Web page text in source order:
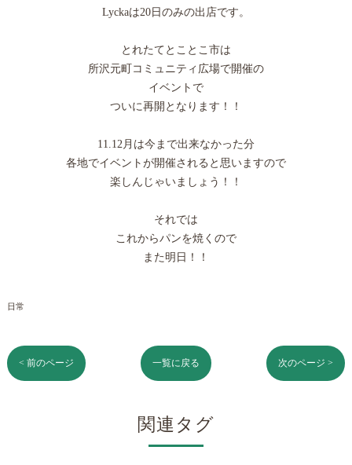
Lyckaは20日のみの出店です。
とれたてとことこ市は
所沢元町コミュニティ広場で開催の
イベントで
ついに再開となります！！
11.12月は今まで出来なかった分
各地でイベントが開催されると思いますので
楽しんじゃいましょう！！
それでは
これからパンを焼くので
また明日！！
日常
< 前のページ 一覧に戻る 次のページ >
関連タグ